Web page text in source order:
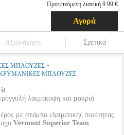
Προτεινόμενη λιανική 9.99 €
Αγορά
Αξιολόγηση Σχετικά
ΜΠΛΟΥΖΕΣ •
ΜΠΛΟΥΖΕΣ
it.
λαιμόκοψη και μακριά
με στάμπα εξαιρετικής ποιότητας
Vermont Superior Team.